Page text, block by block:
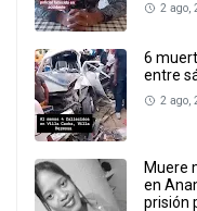
2 ago,
6
entre
2 ago,
Muere
en
prisión